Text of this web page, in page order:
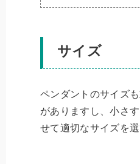
サイズ
ペンダントのサイズ
がありますし、小さ
せて適切なサイズを選